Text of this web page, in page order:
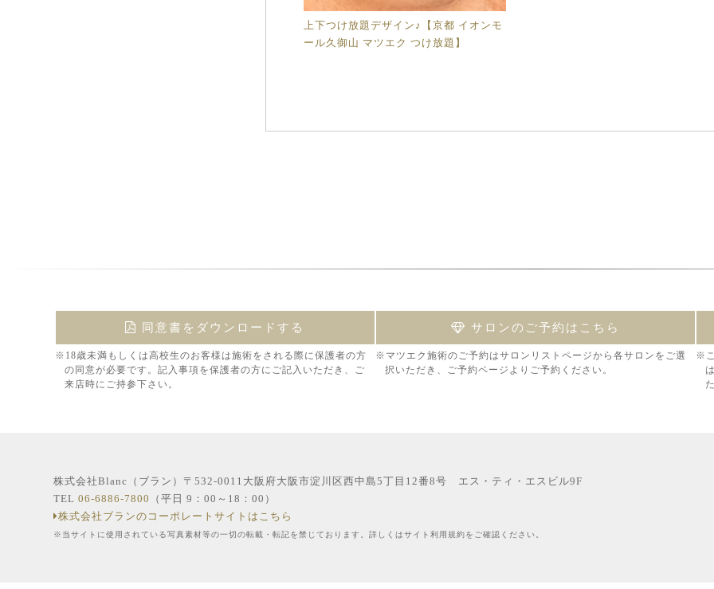
上下つけ放題デザイン♪【京都 イオンモ
ール久御山 マツエク つけ放題】
同意書をダウンロードする
※18歳未満もしくは高校生のお客様は施術をされる際に保護者の方
の同意が必要です。記入事項を保護者の方にご記入いただき、ご
来店時にご持参下さい。
サロンのご予約はこちら
※マツエク施術のご予約はサロンリストページから各サロンをご選
択いただき、ご予約ページよりご予約ください。
※
株式会社Blanc（ブラン）〒532-0011大阪府大阪市淀川区西中島5丁目12番8号 エス・ティ・エスビル9F
TEL06-6886-7800
（平日 9：00～18：00）
株式会社ブランのコーポレートサイトはこちら
※当サイトに使用されている写真素材等の一切の転載・転記を禁じております。詳しくはサイト利用規約をご確認ください。